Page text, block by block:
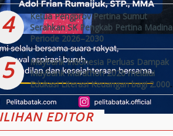
Jelang Porprovsu 2026
4
Ketua Pengprov Pertina Sumut
Serahkan SK Pengkab Pertina Madina
Periode 2026–2030
5
Maybank Indonesia Perluas Dampak
Maybank Marathon 2026 melalui
Edukasi Literasi Keuangan bagi 2.000
Pelajar di Gianyar bersama Prestasi
Junior Indonesia
EDITOR